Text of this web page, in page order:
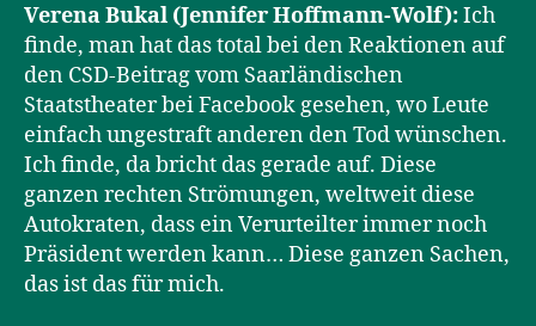
Verena Bukal (Jennifer Hoffmann-Wolf):Ich
finde, man hat das total bei den Reaktionen auf
den CSD-Beitrag vom Saarländischen
Staatstheater bei Facebook gesehen, wo Leute
einfach ungestraft anderen den Tod wünschen.
Ich finde, da bricht das gerade auf. Diese
ganzen rechten Strömungen, weltweit diese
Autokraten, dass ein Verurteilter immer noch
Präsident werden kann… Diese ganzen Sachen,
das ist das für mich.